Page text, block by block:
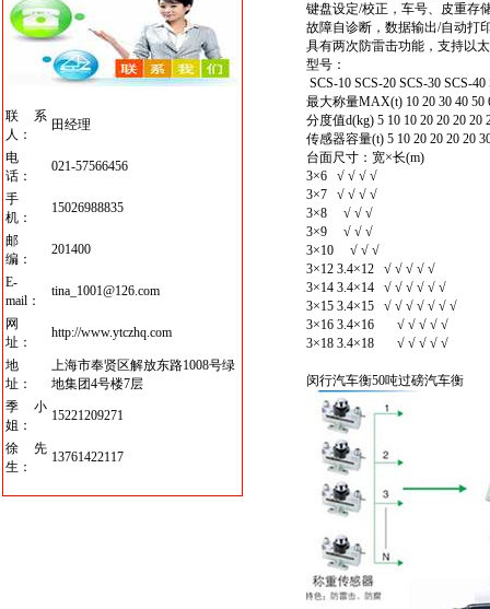
联系
人：
田经理
电
话：
021-57566456
手
机：
15026988835
邮
编：
201400
E-
mail：
tina_1001@126.com
网
址：
http://www.ytczhq.com
地
址：
上海市奉贤区解放东路1008号绿
地集团4号楼7层
季小
姐：
15221209271
徐先
生：
13761422117
键盘设定/校正，车号、皮重存
故障自诊断，数据输出/自动打
具有两次防雷击功能，支持以
型号：
SCS-10 SCS-20 SCS-30 SCS-
最大称量MAX(t) 10 20 30 40 50
分度值d(kg) 5 10 10 20 20 20 20
传感器容量(t) 5 10 20 20 20 20
台面尺寸：宽×长(m)
3×6 √ √ √ √
3×7 √ √ √ √
3×8 √ √ √
3×9 √ √ √
3×10 √ √ √
3×12 3.4×12 √ √ √ √ √
3×14 3.4×14 √ √ √ √ √ √
3×15 3.4×15 √ √ √ √ √ √ √
3×16 3.4×16 √ √ √ √ √
3×18 3.4×18 √ √ √ √ √
闵行汽车衡50吨过磅汽车衡